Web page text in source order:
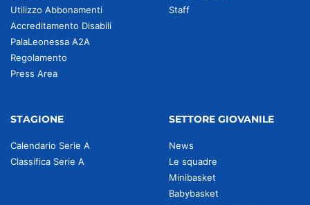
Utilizzo Abbonamenti
Accreditamento Disabili
PalaLeonessa A2A
Regolamento
Press Area
Staff
STAGIONE
Calendario Serie A
Classifica Serie A
SETTORE GIOVANILE
News
Le squadre
Minibasket
Babybasket